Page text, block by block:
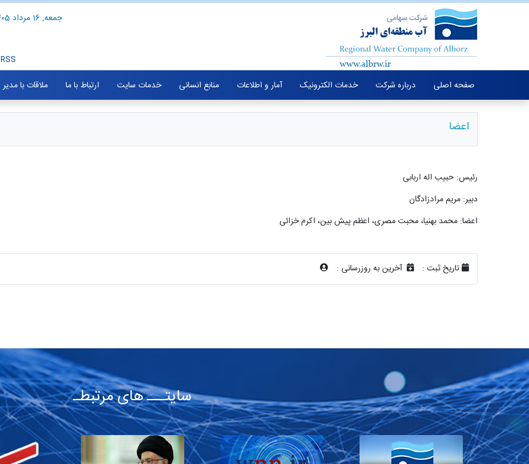
جمعه, 16 مرداد 1405
RSS
صفحه اصلی درباره شرکت خدمات الکترونیک آمار و اطلاعات منابع انسانی خدمات سایت ارتباط با ما ملاقات با
اعضا
رئیس: حبیب اله اربابی
دبیر: مریم مرادزادگان
اعضا: محمد بهنیا، محبت مصری، اعظم پیش بین، اکرم خزائی
تاریخ ثبت : آخرین به روزرسانی :
سایتـــ های مرتبطـ